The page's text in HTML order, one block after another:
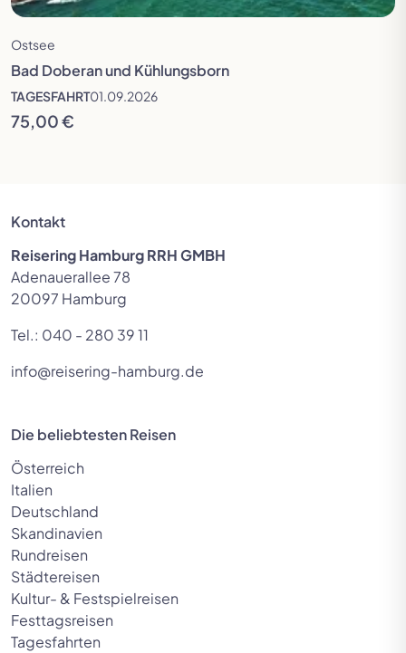
Ostsee
Bad Doberan und Kühlungsborn
TAGESFAHRT01.09.2026
75,00 €
Kontakt
Reisering Hamburg RRH GMBH
Adenauerallee 78
20097 Hamburg
Tel.: 040 - 280 39 11
info@reisering-hamburg.de
Die beliebtesten Reisen
Österreich
Italien
Deutschland
Skandinavien
Rundreisen
Städtereisen
Kultur- & Festspielreisen
Festtagsreisen
Tagesfahrten